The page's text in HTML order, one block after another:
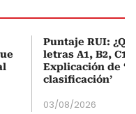
Puntaje RUI:
letras A1, B2, C1
Explicación de
clasificación’
03/08/2026